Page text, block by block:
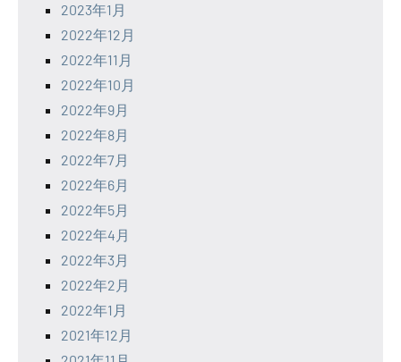
2023年1月
2022年12月
2022年11月
2022年10月
2022年9月
2022年8月
2022年7月
2022年6月
2022年5月
2022年4月
2022年3月
2022年2月
2022年1月
2021年12月